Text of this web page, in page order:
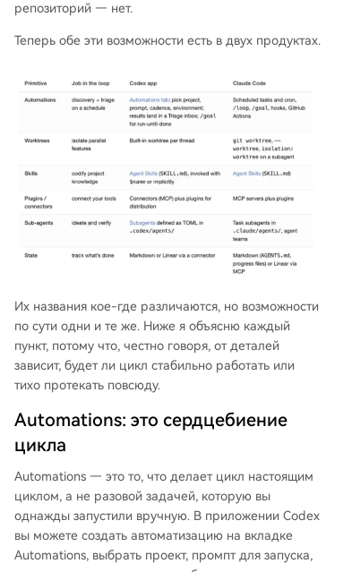
репозиторий — нет.
Теперь обе эти возможности есть в двух продуктах.
Их названия кое-где различаются, но возможности
по сути одни и те же. Ниже я объясню каждый
пункт, потому что, честно говоря, от деталей
зависит, будет ли цикл стабильно работать или
тихо протекать повсюду.
Automations: это сердцебиение
цикла
Automations — это то, что делает цикл настоящим
циклом, а не разовой задачей, которую вы
однажды запустили вручную. В приложении Codex
вы можете создать автоматизацию на вкладке
Automations, выбрать проект, промпт для запуска,